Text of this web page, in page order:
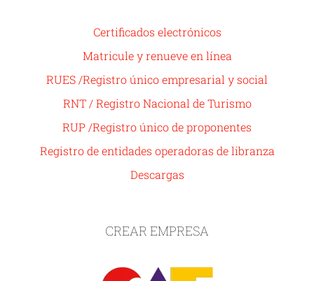
Certificados electrónicos
Matricule y renueve en línea
RUES /Registro único empresarial y social
RNT / Registro Nacional de Turismo
RUP /Registro único de proponentes
Registro de entidades operadoras de libranza
Descargas
CREAR EMPRESA